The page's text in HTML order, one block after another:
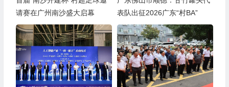
请赛在广州南沙盛大启幕
表队出征2026广东“村BA”